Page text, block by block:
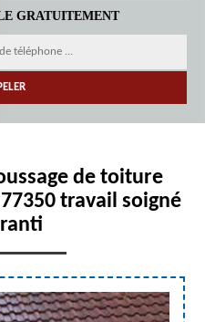
GRATUITEMENT
de toiture
travail soigné